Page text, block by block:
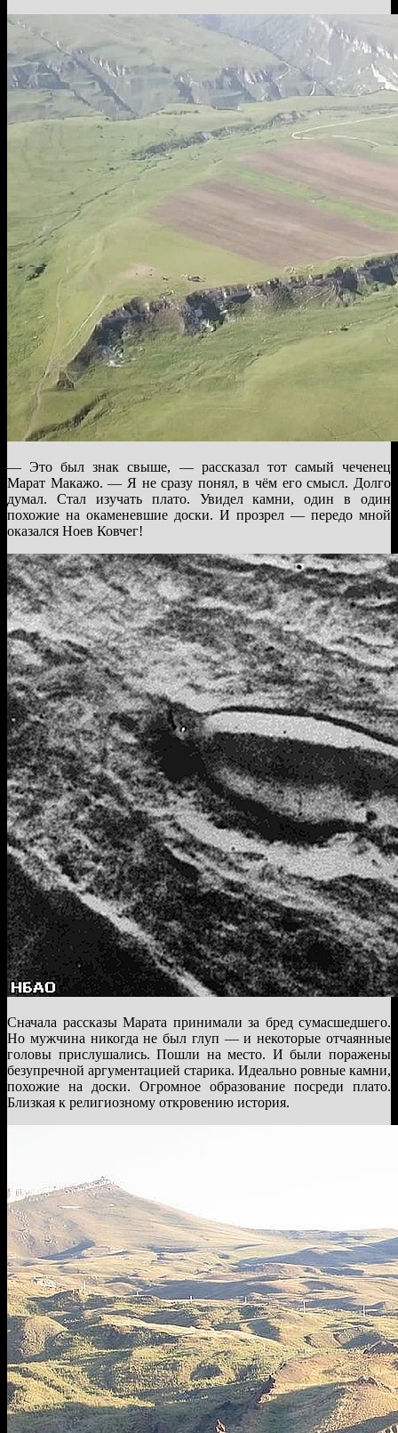
— Это был знак свыше, — рассказал тот самый чеченец
Марат Макажо. — Я не сразу понял, в чём его смысл. Долго
думал. Стал изучать плато. Увидел камни, один в один
похожие на окаменевшие доски. И прозрел — передо мной
оказался Ноев Ковчег!
Сначала рассказы Марата принимали за бред сумасшедшего.
Но мужчина никогда не был глуп — и некоторые отчаянные
головы прислушались. Пошли на место. И были поражены
безупречной аргументацией старика. Идеально ровные камни,
похожие на доски. Огромное образование посреди плато.
Близкая к религиозному откровению история.